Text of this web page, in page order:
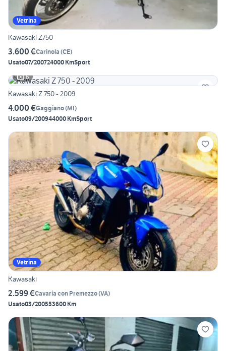
Vetrina
Kawasaki Z750
3.600 €Carinola (CE)
Usato07/200724000 KmSport
6
Kawasaki Z 750 - 2009
4.000 €Gaggiano(MI)
Usato09/200944000 KmSport
Vetrina
Kawasaki
2.599 €Cavaria con Premezzo(VA)
Usato03/200553600 Km